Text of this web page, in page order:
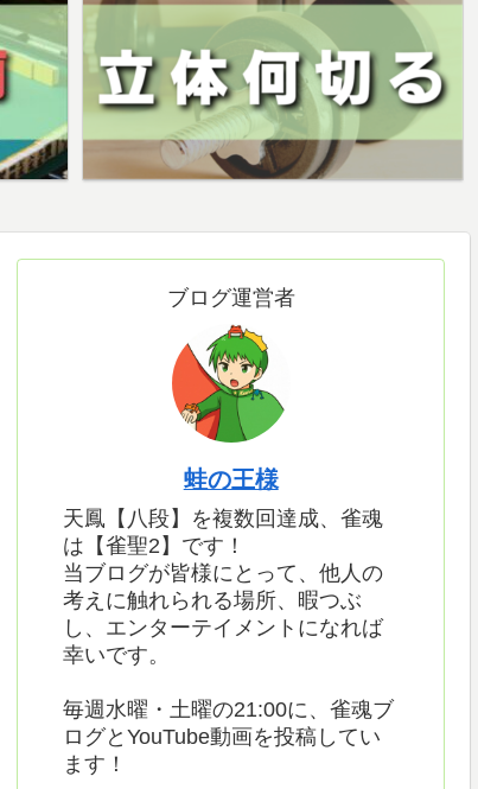
ブログ運営者
蛙の王様
天鳳【八段】を複数回達成、雀魂
は【雀聖2】です！
当ブログが皆様にとって、他人の
考えに触れられる場所、暇つぶ
し、エンターテイメントになれば
幸いです。
毎週水曜・土曜の21:00に、雀魂ブ
ログとYouTube動画を投稿してい
ます！